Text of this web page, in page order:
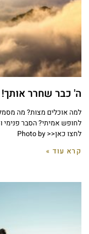
ה' כבר שחרר
למה אוכלים מצות? מה
לחופש אמיתי? הסבר
לחצו כאן<< Photo by
קרא עוד »